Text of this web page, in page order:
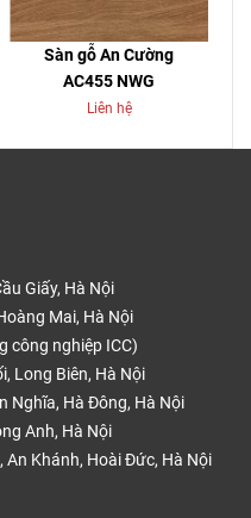
Sàn gỗ An Cường
AC455 NWG
Liên hệ
Giấy, Hà Nội
Mai, Hà Nội
công nghiệp ICC)
Long Biên, Hà Nội
Nghĩa, Hà Đông, Hà Nội
Anh, Hà Nội
An Khánh, Hoài Đức, Hà Nội